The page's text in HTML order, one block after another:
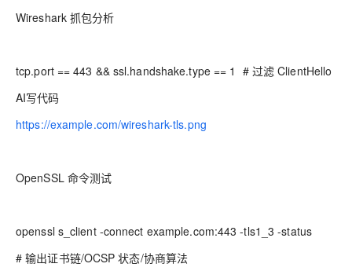
Wireshark 抓包分析
tcp.port == 443 && ssl.handshake.type == 1 # 过滤 ClientHello
AI写代码
https://example.com/wireshark-tls.png
OpenSSL 命令测试
openssl s_client -connect example.com:443 -tls1_3 -status
# 输出证书链/OCSP 状态/协商算法